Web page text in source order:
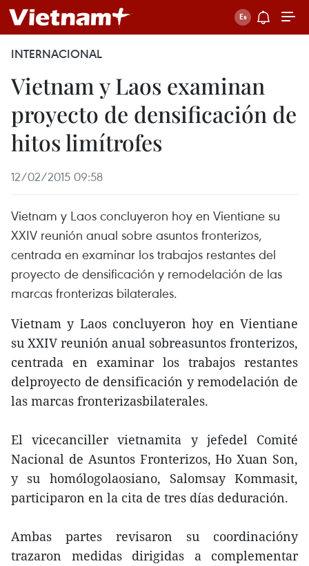
INTERNACIONAL
Vietnam y Laos examinan
proyecto de densificación de
hitos limítrofes
12/02/2015 09:58
Vietnam y Laos concluyeron hoy en Vientiane su
XXIV reunión anual sobre asuntos fronterizos,
centrada en examinar los trabajos restantes del
proyecto de densificación y remodelación de las
marcas fronterizas bilaterales.
Vietnam y Laos concluyeron hoy en Vientiane
su XXIV reunión anual sobreasuntos fronterizos,
centrada en examinar los trabajos restantes
delproyecto de densificación y remodelación de
las marcas fronterizasbilaterales.
El vicecanciller vietnamita y jefedel Comité
Nacional de Asuntos Fronterizos, Ho Xuan Son,
y su homólogolaosiano, Salomsay Kommasit,
participaron en la cita de tres días deduración.
Ambas partes revisaron su coordinacióny
trazaron medidas dirigidas a complementar